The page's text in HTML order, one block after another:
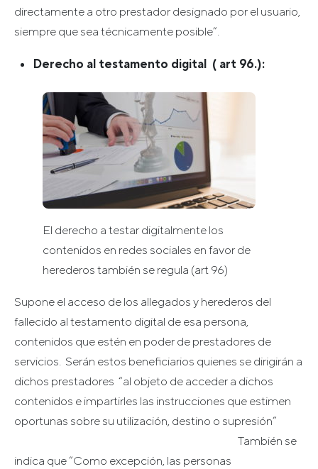
directamente a otro prestador designado por el usuario,
siempre que sea técnicamente posible”.
Derecho al testamento digital ( art 96.):
El derecho a testar digitalmente los
contenidos en redes sociales en favor de
herederos también se regula (art 96)
Supone el acceso de los allegados y herederos del
fallecido al testamento digital de esa persona,
contenidos que estén en poder de prestadores de
servicios. Serán estos beneficiarios quienes se dirigirán a
dichos prestadores “al objeto de acceder a dichos
contenidos e impartirles las instrucciones que estimen
oportunas sobre su utilización, destino o supresión”
También se
indica que “Como excepción, las personas